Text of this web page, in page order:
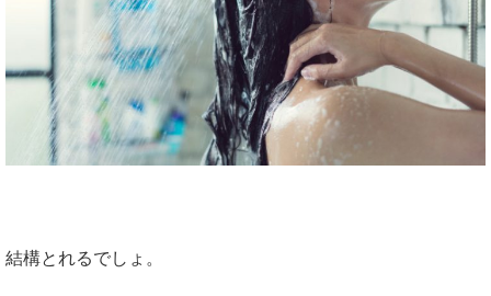
結構とれるでしょ。